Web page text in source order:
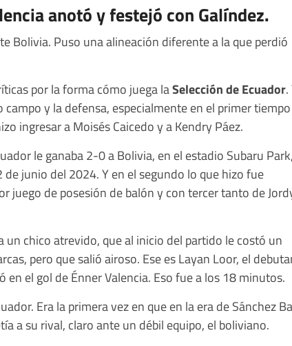
anotó y festejó con Galíndez.
Bolivia. Puso una alineación diferente a la que perdió
por la forma cómo juega laSelección de Ecuador.
y la defensa, especialmente en el primer tiempo
ingresar a Moisés Caicedo y a Kendry Páez.
le ganaba 2-0 a Bolivia, en el estadio Subaru Park,
de junio del 2024. Y en el segundo lo que hizo fue
juego de posesión de balón y con tercer tanto de
un chico atrevido, que al inicio del partido le costó un
pero que salió airoso. Ese es Layan Loor, el
el gol de Énner Valencia. Eso fue a los 18 minutos.
Era la primera vez en que en la era de Sánchez
a su rival, claro ante un débil equipo, el boliviano.